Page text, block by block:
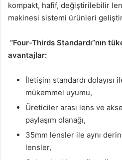
kompakt, hafif, değiştirilebilir
makinesi sistemi ürünleri
“Four-Thirds Standardı”nın
avantajlar:
İletişim standardı dolayısı
mükemmel uyumu,
Üreticiler arası lens ve
paylaşım olanağı,
35mm lensler ile aynı
lensler,